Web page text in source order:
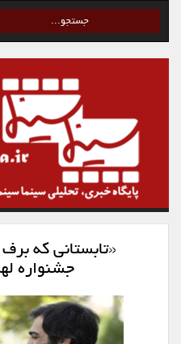
«تابستانی که
جشنواره